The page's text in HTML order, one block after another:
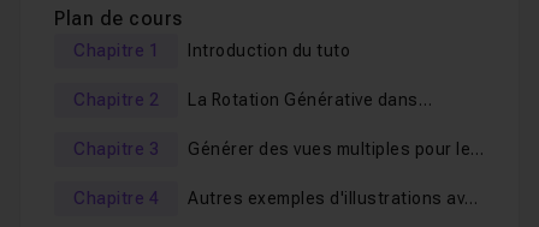
maison...
formidable qui vous fera gagner un temps énorme dans
la création et mise en situation de vos graphismes
J'ai ajouté une mise en pratique avec exports des vues
Plan de cours
Chapitre 1 Introduction du tuto
Chapitre 2
La Rotation Générative dans
Chapitre 3
Générer des vues multiples pour les
Chapitre 4
Autres exemples d'illustrations avec